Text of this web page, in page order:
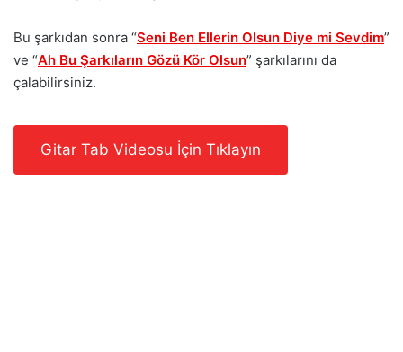
Bu şarkıdan sonra “Seni Ben Ellerin Olsun Diye mi Sevdim”
ve “Ah Bu Şarkıların Gözü Kör Olsun” şarkılarını da
çalabilirsiniz.
Gitar Tab Videosu İçin Tıklayın